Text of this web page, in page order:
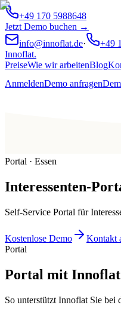
+49 170 5988648
Jetzt Demo buchen →
info@innoflat.de·
+49
Innoflat.
PreiseWie wir arbeitenBlog
AnmeldenDemo anfragen
Portal · Essen
Interessenten-
Self-Service Portal für
Kostenlose Demo
Kontakt
Portal
Portal mit Innoflat
So unterstützt Innoflat Sie bei